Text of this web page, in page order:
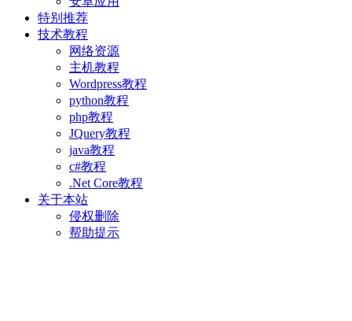
特别推荐
技术教程
网络资源
主机教程
Wordpress教程
python教程
php教程
JQuery教程
java教程
c#教程
.Net Core教程
关于本站
侵权删除
帮助提示